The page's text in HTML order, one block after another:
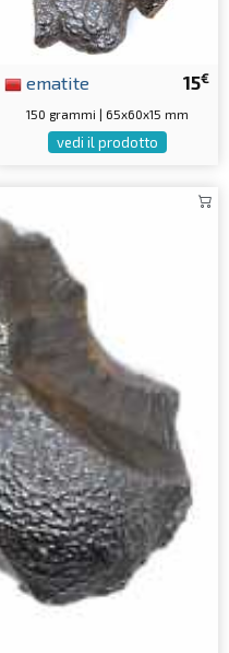
15€
ematite
150 grammi | 65x60x15 mm
vedi il prodotto